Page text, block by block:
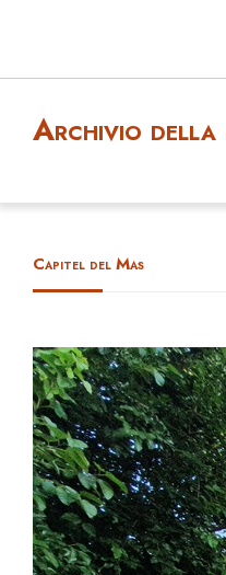
Archivio della
Capitel del Mas